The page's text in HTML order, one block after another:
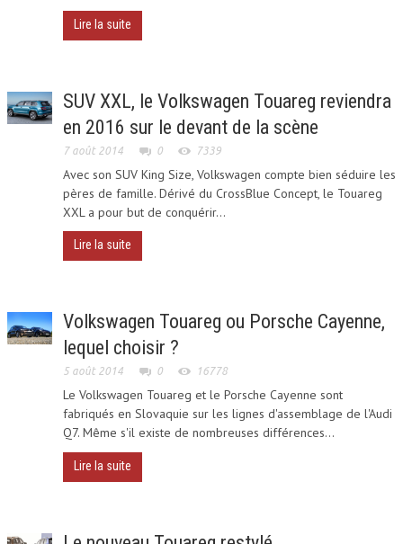
EQUIPEMENTS
VIDÉO
ESSAIS ET COMPARATIFS
INTERNET
ON AIME AUSSI
CAYENNE
SUV COUPÉ
SUV 7 PLACES
Lire la suite
SUV XXL, le Volkswagen Touareg reviendra
en 2016 sur le devant de la scène
7 août 2014 0 7339
Avec son SUV King Size, Volkswagen compte bien séduire les
pères de famille. Dérivé du CrossBlue Concept, le Touareg
XXL a pour but de conquérir...
Lire la suite
Volkswagen Touareg ou Porsche Cayenne,
lequel choisir ?
5 août 2014 0 16778
Le Volkswagen Touareg et le Porsche Cayenne sont
fabriqués en Slovaquie sur les lignes d'assemblage de l'Audi
Q7. Même s'il existe de nombreuses différences...
Lire la suite